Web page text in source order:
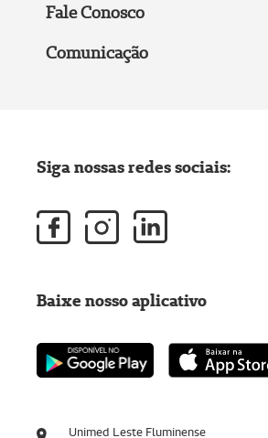
Fale Conosco
Comunicação
Unimed Leste Fluminense
Siga nossas redes sociais:
Baixe nosso aplicativo